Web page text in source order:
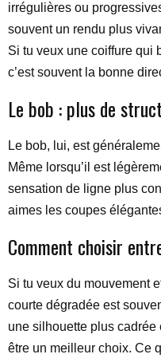
irrégulières ou
souvent un rendu plus
Si tu veux une coiffure qui
c’est souvent la bonne
Le bob : plus de
Le bob, lui, est
Même lorsqu’il est
sensation de ligne plus
aimes les coupes
Comment choisir
Si tu veux du mouvement
courte dégradée est
une silhouette plus
être un meilleur choix. Ce